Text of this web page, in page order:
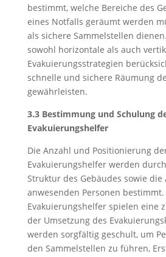
bestimmt, welche Bereiche des
eines Notfalls geräumt werden
als sichere Sammelstellen
sowohl horizontale als auch
Evakuierungsstrategien
schnelle und sichere Räumung
gewährleisten.
3.3 Bestimmung und Schulung
Evakuierungshelfer
Die Anzahl und Positionierung
Evakuierungshelfer werden
Struktur des Gebäudes sowie die
anwesenden Personen bestimmt.
Evakuierungshelfer spielen eine
der Umsetzung des
werden sorgfältig geschult, um
den Sammelstellen zu führen,